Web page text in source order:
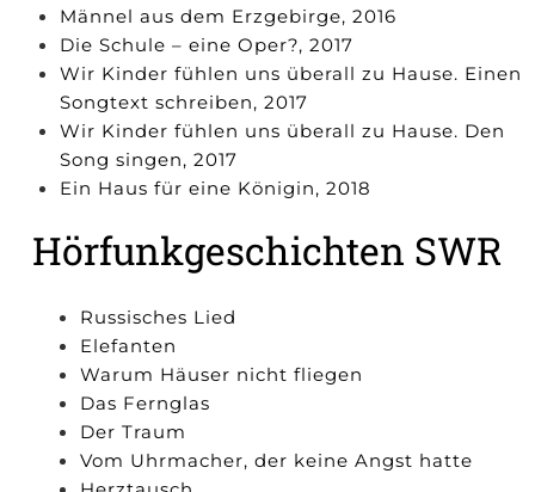
Männel aus dem Erzgebirge, 2016
Die Schule – eine Oper?, 2017
Wir Kinder fühlen uns überall zu Hause. Einen
Songtext schreiben, 2017
Wir Kinder fühlen uns überall zu Hause. Den
Song singen, 2017
Ein Haus für eine Königin, 2018
Hörfunkgeschichten SWR
Russisches Lied
Elefanten
Warum Häuser nicht fliegen
Das Fernglas
Der Traum
Vom Uhrmacher, der keine Angst hatte